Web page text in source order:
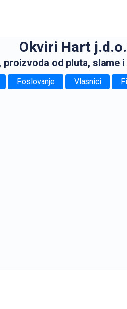
Okviri Hart
od pluta, slame
Poslovanje Vlasnici